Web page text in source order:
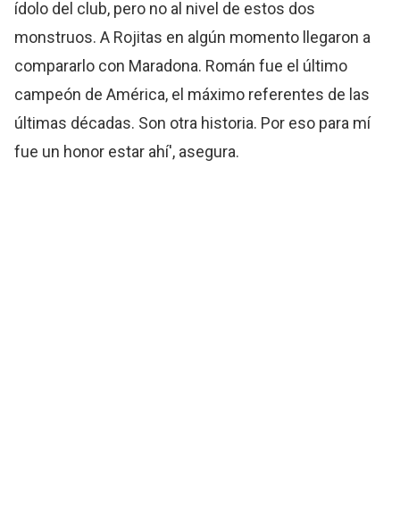
ídolo del club, pero no al nivel de estos dos
monstruos. A Rojitas en algún momento llegaron a
compararlo con Maradona. Román fue el último
campeón de América, el máximo referentes de las
últimas décadas. Son otra historia. Por eso para mí
fue un honor estar ahí', asegura.